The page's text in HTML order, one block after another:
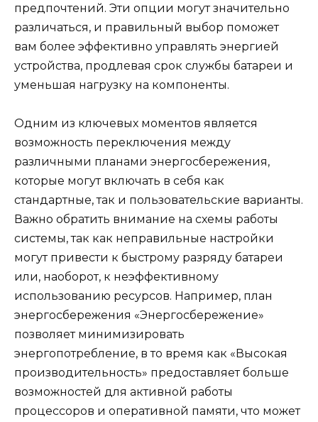
предпочтений. Эти опции могут значительно
различаться, и правильный выбор поможет
вам более эффективно управлять энергией
устройства, продлевая срок службы батареи и
уменьшая нагрузку на компоненты.
Одним из ключевых моментов является
возможность переключения между
различными планами энергосбережения,
которые могут включать в себя как
стандартные, так и пользовательские варианты.
Важно обратить внимание на схемы работы
системы, так как неправильные настройки
могут привести к быстрому разряду батареи
или, наоборот, к неэффективному
использованию ресурсов. Например, план
энергосбережения «Энергосбережение»
позволяет минимизировать
энергопотребление, в то время как «Высокая
производительность» предоставляет больше
возможностей для активной работы
процессоров и оперативной памяти, что может